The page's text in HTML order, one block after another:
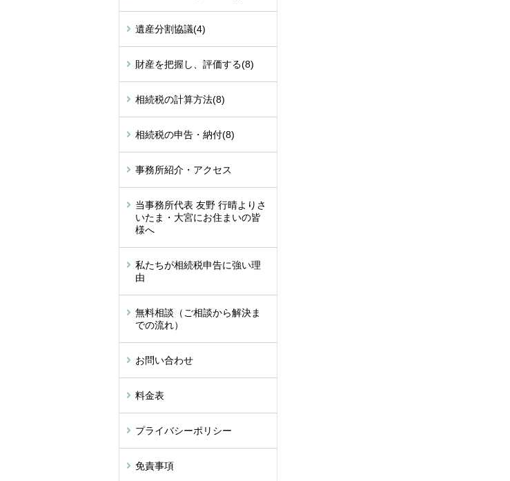
遺産分割協議(4)
財産を把握し、評価する(8)
相続税の計算方法(8)
相続税の申告・納付(8)
事務所紹介・アクセス
当事務所代表 友野 行晴よりさ
いたま・大宮にお住まいの皆
様へ
私たちが相続税申告に強い理
由
無料相談（ご相談から解決ま
での流れ）
お問い合わせ
料金表
プライバシーポリシー
免責事項